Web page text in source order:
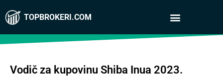
TOPBROKERI.COM
Vodič za kupovinu Shiba Inua 2023.